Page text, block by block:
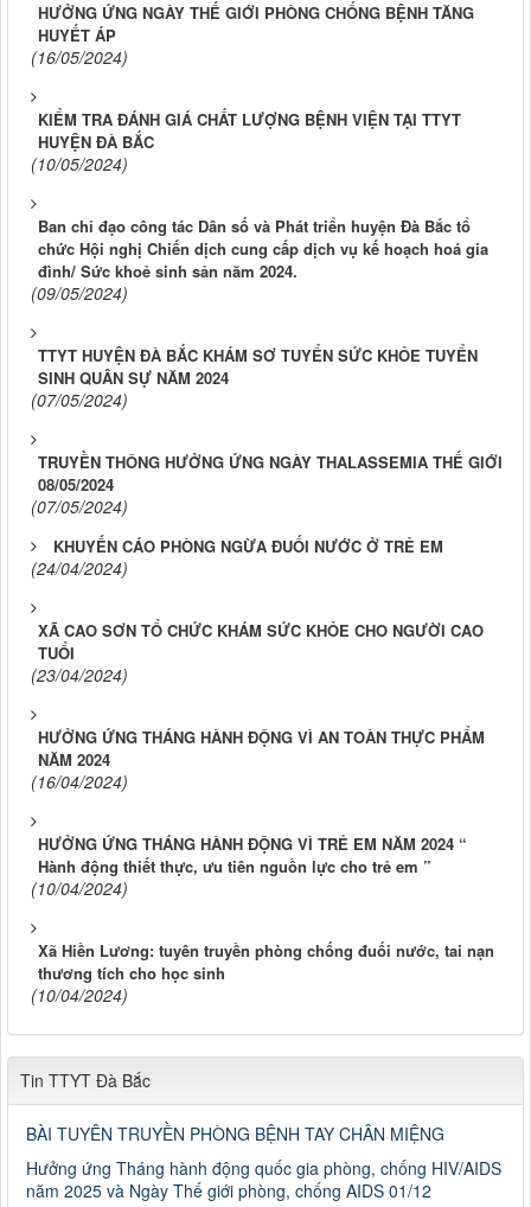
HƯỞNG ỨNG NGÀY THẾ GIỚI PHÒNG CHỐNG BỆNH TĂNG
HUYẾT ÁP
(16/05/2024)
KIỂM TRA ĐÁNH GIÁ CHẤT LƯỢNG BỆNH VIỆN TẠI TTYT
HUYỆN ĐÀ BẮC
(10/05/2024)
Ban chỉ đạo công tác Dân số và Phát triển huyện Đà Bắc tổ
chức Hội nghị Chiến dịch cung cấp dịch vụ kế hoạch hoá gia
đình/ Sức khoẻ sinh sản năm 2024.
(09/05/2024)
TTYT HUYỆN ĐÀ BẮC KHÁM SƠ TUYỂN SỨC KHỎE TUYỂN
SINH QUÂN SỰ NĂM 2024
(07/05/2024)
TRUYỀN THÔNG HƯỞNG ỨNG NGÀY THALASSEMIA THẾ GIỚI
08/05/2024
(07/05/2024)
KHUYẾN CÁO PHÒNG NGỪA ĐUỐI NƯỚC Ở TRẺ EM
(24/04/2024)
XÃ CAO SƠN TỔ CHỨC KHÁM SỨC KHỎE CHO NGƯỜI CAO
TUỔI
(23/04/2024)
HƯỞNG ỨNG THÁNG HÀNH ĐỘNG VÌ AN TOÀN THỰC PHẨM
NĂM 2024
(16/04/2024)
HƯỞNG ỨNG THÁNG HÀNH ĐỘNG VÌ TRẺ EM NĂM 2024 “
Hành động thiết thực, ưu tiên nguồn lực cho trẻ em ”
(10/04/2024)
Xã Hiền Lương: tuyên truyền phòng chống đuối nước, tai nạn
thương tích cho học sinh
(10/04/2024)
Tin TTYT Đà Bắc
BÀI TUYÊN TRUYỀN PHÒNG BỆNH TAY CHÂN MIỆNG
Hưởng ứng Tháng hành động quốc gia phòng, chống HIV/AIDS
năm 2025 và Ngày Thế giới phòng, chống AIDS 01/12